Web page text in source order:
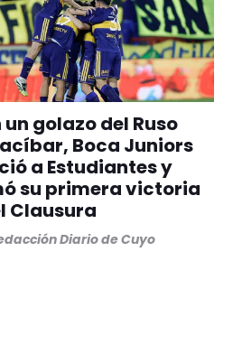
un golazo del Ruso
Boca Juniors
a Estudiantes y
su primera victoria
Clausura
Diario de Cuyo